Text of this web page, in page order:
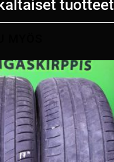
tuotteet